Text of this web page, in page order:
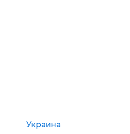
Украина